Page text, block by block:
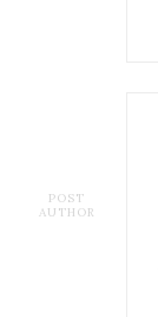
POST
AUTHOR